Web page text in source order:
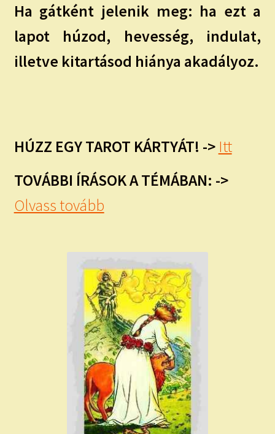
Ha gátként jelenik meg: ha ezt a
lapot húzod, hevesség, indulat,
illetve kitartásod hiánya akadályoz.
HÚZZ EGY TAROT KÁRTYÁT! -> Itt
TOVÁBBI ÍRÁSOK A TÉMÁBAN: ->
Olvass tovább